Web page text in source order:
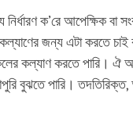
ক’রে আপেক্ষিক বা
জন্য এটা করতে চাই
কল্যাণ করতে পারি। ঐ
বুঝতে পারি। তদতিরিক্ত,